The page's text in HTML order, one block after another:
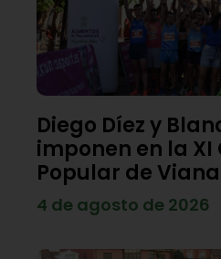
Diego Díez y
imponen en la
Popular de Viana
4 de agosto de 2026